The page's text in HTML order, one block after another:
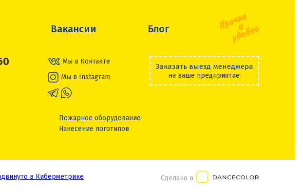
Вакансии Блог
Мы в Контакте
Мы в Instagram
Заказать выезд менеджера
на ваше предприятие
Пожарное оборудование
Нанесение логотипов
в Киберметрике Сделано в